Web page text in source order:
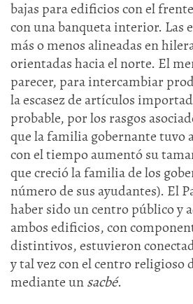
bajas para edificios con el
con una banqueta interior. Las
más o menos alineadas en
orientadas hacia el norte. El
parecer, para intercambiar
la escasez de artículos
probable, por los rasgos
que la familia gobernante tuvo
con el tiempo aumentó su
que creció la familia de los
número de sus ayudantes). El
haber sido un centro público y
ambos edificios, con
distintivos, estuvieron
y tal vez con el centro religioso
mediante unsacbé.